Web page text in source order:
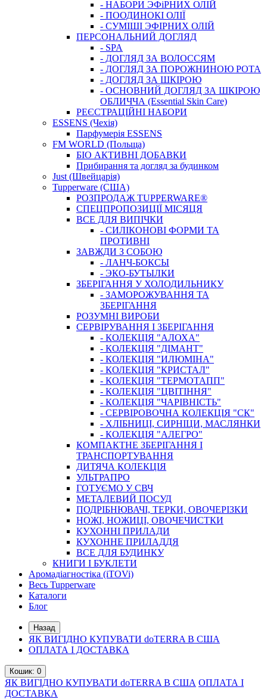
- НАБОРИ ЭФіРНИХ ОЛІЙ
- ПООДИНОКІ ОЛІЇ
- СУМІШІ ЭФІРНИХ ОЛІЙ
ПЕРСОНАЛЬНИЙ ДОГЛЯД
- SPA
- ДОГЛЯД ЗА ВОЛОССЯМ
- ДОГЛЯД ЗА ПОРОЖНИНОЮ РОТА
- ДОГЛЯД ЗА ШКІРОЮ
- ОСНОВНИЙ ДОГЛЯД ЗА ШКІРОЮ
ОБЛИЧЧА (Essential Skin Care)
РЕЄСТРАЦІЙНІ НАБОРИ
ESSENS (Чехія)
Парфумерія ESSENS
FM WORLD (Польща)
БІО АКТИВНІ ДОБАВКИ
Прибирання та догляд за будинком
Just (Швейцарія)
Tupperware (США)
РОЗПРОДАЖ TUPPERWARE®
СПЕЦПРОПОЗИЦІЇ МІСЯЦЯ
ВСЕ ДЛЯ ВИПІЧКИ
- СИЛІКОНОВІ ФОРМИ ТА
ПРОТИВНІ
ЗАВЖДИ З СОБОЮ
- ЛАНЧ-БОКСЫ
- ЭКО-БУТЫЛКИ
ЗБЕРІГАННЯ У ХОЛОДИЛЬНИКУ
- ЗАМОРОЖУВАННЯ ТА
ЗБЕРІГАННЯ
РОЗУМНІ ВИРОБИ
СЕРВІРУВАННЯ І ЗБЕРІГАННЯ
- КОЛЕКЦІЯ "АЛОХА"
- КОЛЕКЦІЯ "ДІМАНТ"
- КОЛЕКЦІЯ "ИЛЮМІНА"
- КОЛЕКЦІЯ "КРИСТАЛ"
- КОЛЕКЦІЯ "ТЕРМОТАПП"
- КОЛЕКЦІЯ "ЦВІТІННЯ"
- КОЛЕКЦІЯ "ЧАРІВНІСТЬ"
- СЕРВІРОВОЧНА КОЛЕКЦІЯ "СК"
- ХЛІБНИЦІ, СИРНІЦИ, МАСЛЯНКИ
- КОЛЕКЦІЯ "АЛЕГРО"
КОМПАКТНЕ ЗБЕРІГАННЯ І
ТРАНСПОРТУВАННЯ
ДИТЯЧА КОЛЕКЦІЯ
УЛЬТРАПРО
ГОТУЄМО У СВЧ
МЕТАЛЕВИЙ ПОСУД
ПОДРІБНЮВАЧІ, ТЕРКИ, ОВОЧЕРІЗКИ
НОЖІ, НОЖИЦІ, ОВОЧЕЧИСТКИ
КУХОННІ ПРИЛАДИ
КУХОННЕ ПРИЛАДДЯ
ВСЕ ДЛЯ БУДИНКУ
КНИГИ І БУКЛЕТИ
Аромадіагностіка (iTOVi)
Весь Tupperware
Каталоги
Блог
Назад
ЯК ВИГІДНО КУПУВАТИ doTERRA В США
ОПЛАТА І ДОСТАВКА
Кошик: 0
ЯК ВИГІДНО КУПУВАТИ doTERRA В США ОПЛАТА І
ДОСТАВКА